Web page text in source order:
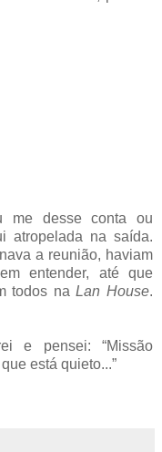
me desse conta ou
atropelada na saída.
a reunião, haviam
entender, até que
todos na Lan House.
e pensei: “Missão
está quieto...”